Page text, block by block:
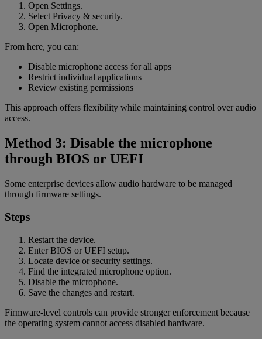
Open Settings.
Select Privacy & security.
Open Microphone.
From here, you can:
Disable microphone access for all apps
Restrict individual applications
Review existing permissions
This approach offers flexibility while maintaining control over audio
access.
Method 3: Disable the microphone
through BIOS or UEFI
Some enterprise devices allow audio hardware to be managed
through firmware settings.
Steps
Restart the device.
Enter BIOS or UEFI setup.
Locate device or security settings.
Find the integrated microphone option.
Disable the microphone.
Save the changes and restart.
Firmware-level controls can provide stronger enforcement because
the operating system cannot access disabled hardware.